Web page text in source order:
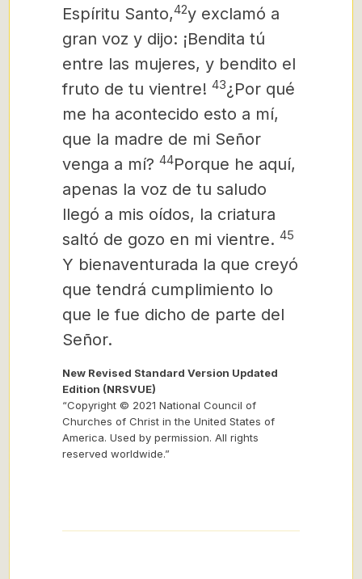
Espíritu Santo,42y exclamó a
gran voz y dijo: ¡Bendita tú
entre las mujeres, y bendito el
fruto de tu vientre! 43¿Por qué
me ha acontecido esto a mí,
que la madre de mi Señor
venga a mí? 44Porque he aquí,
apenas la voz de tu saludo
llegó a mis oídos, la criatura
saltó de gozo en mi vientre. 45
Y bienaventurada la que creyó
que tendrá cumplimiento lo
que le fue dicho de parte del
Señor.
New Revised Standard Version Updated
Edition (NRSVUE)
“Copyright © 2021 National Council of
Churches of Christ in the United States of
America. Used by permission. All rights
reserved worldwide.”